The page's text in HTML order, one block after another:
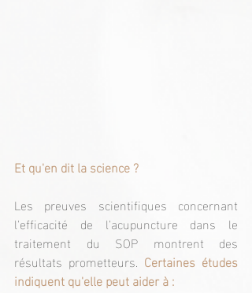
Et qu'en dit la science ?
Les preuves scientifiques concernant
l'efficacité de l'acupuncture dans le
traitement du SOP montrent des
résultats prometteurs. Certaines études
indiquent qu'elle peut aider à :